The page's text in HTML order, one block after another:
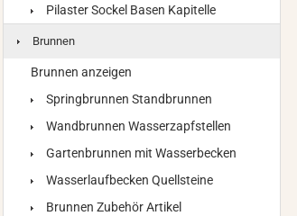
Pilaster Sockel Basen Kapitelle
Brunnen
Brunnen anzeigen
Springbrunnen Standbrunnen
Wandbrunnen Wasserzapfstellen
Gartenbrunnen mit Wasserbecken
Wasserlaufbecken Quellsteine
Brunnen Zubehör Artikel